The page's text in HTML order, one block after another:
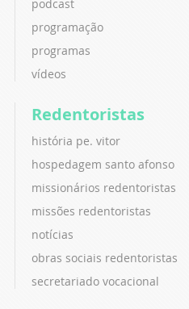
podcast
programação
programas
vídeos
Redentoristas
história pe. vitor
hospedagem santo afonso
missionários redentoristas
missões redentoristas
notícias
obras sociais redentoristas
secretariado vocacional